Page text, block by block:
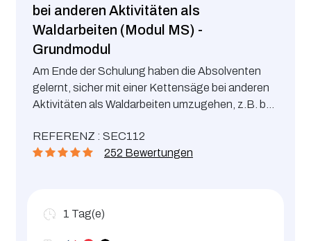
bei anderen Aktivitäten als
Waldarbeiten (Modul MS) -
Grundmodul
Am Ende der Schulung haben die Absolventen
gelernt, sicher mit einer Kettensäge bei anderen
Aktivitäten als Waldarbeiten umzugehen, z.B. bei
Industriebetrieben usw. Die Herrichtung und das
Fällen von Bäumen gehören nicht zu dieser
REFERENZ : SEC112
252 Bewertungen
1 Tag(e)